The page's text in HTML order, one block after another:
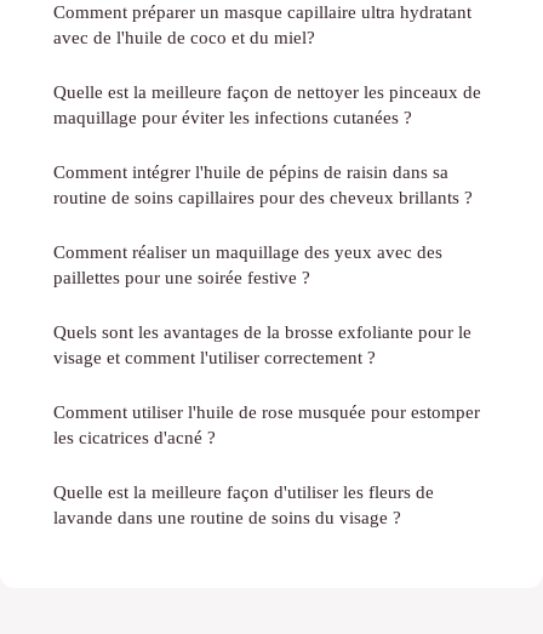
Comment préparer un masque capillaire ultra hydratant
avec de l'huile de coco et du miel?
Quelle est la meilleure façon de nettoyer les pinceaux de
maquillage pour éviter les infections cutanées ?
Comment intégrer l'huile de pépins de raisin dans sa
routine de soins capillaires pour des cheveux brillants ?
Comment réaliser un maquillage des yeux avec des
paillettes pour une soirée festive ?
Quels sont les avantages de la brosse exfoliante pour le
visage et comment l'utiliser correctement ?
Comment utiliser l'huile de rose musquée pour estomper
les cicatrices d'acné ?
Quelle est la meilleure façon d'utiliser les fleurs de
lavande dans une routine de soins du visage ?